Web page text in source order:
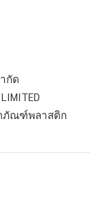
กัด
ภัณฑ์พลาสติก